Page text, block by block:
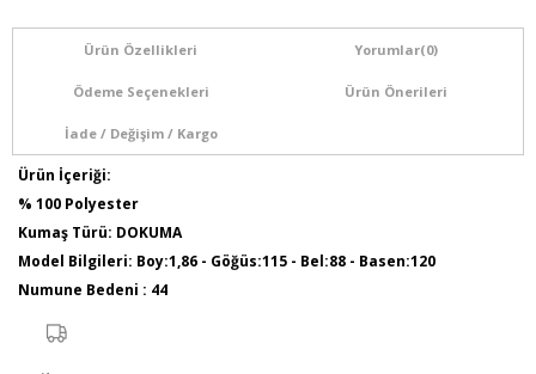
Ürün Özellikleri Yorumlar(0)
Ödeme Seçenekleri Ürün Önerileri
İade / Değişim / Kargo
Ürün İçeriği:
% 100 Polyester
Kumaş Türü: DOKUMA
Model Bilgileri: Boy:1,86 - Göğüs:115 - Bel:88 - Basen:120
Numune Bedeni : 44